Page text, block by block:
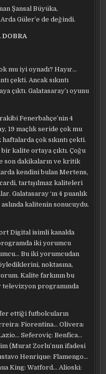
Şansal Büyüka,
Güler’e de değindi.
DOBRA
mu iyi oynadı? Hayır…
çekti. Ancak sıkıntı
çıktı. Galatasaray’ı oyunu
Fenerbahçe’nin 4
19 maçlık seride çok mu
çok sıkıntı çekti.
kalite ortaya çıktı. Çoğu
son dakikaların ve kritik
kendini bulan Mertens,
tartışılmaz kaliteleri
Galatasaray ‘ın 4 puanlık
kalitenin sonucuydu.
Digital isimli kanalda
iki yorumcu
Bu iki yorumcudan
noktasına,
Kalite farkının bu
televizyon programında
ettiği futbolcuların
Fiorentina… Olivera:
Seferoviç: Benfica…
(Murat Zorlu’nun ifadesi
Henrique: Flamengo…
King: Watford… Alioski: